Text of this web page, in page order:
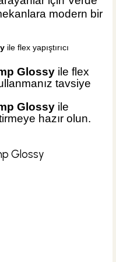
modern bir
ile flex yapıştırıcı
Glossy ile flex
tavsiye
Glossy ile
hazır olun.